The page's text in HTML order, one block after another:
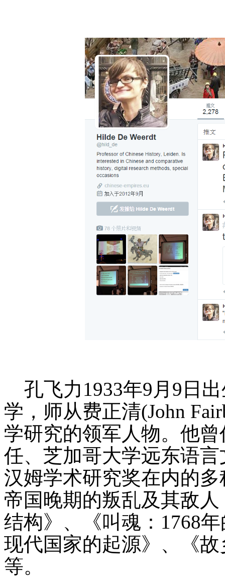
孔飞力1933年9月9日
学，师从费正清(John
学研究的领军人物。他
任、芝加哥大学远东语
汉姆学术研究奖在内的
帝国晚期的叛乱及其敌
结构》、《叫魂：1768
现代国家的起源》、《
等。